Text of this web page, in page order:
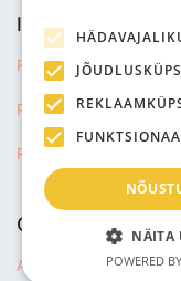
INFORMACIJA
Privatumo politika
Pardavimo sąlygos
Pristatymas informacijos
COMPANY
About us
NÄITA
POWERED